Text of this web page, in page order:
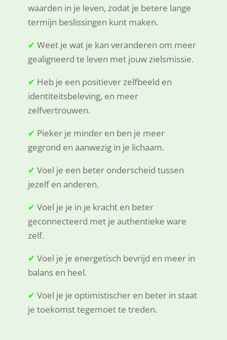
waarden in je leven, zodat je betere lange
termijn beslissingen kunt maken.
✔ Weet je wat je kan veranderen om meer
gealigneerd te leven met jouw zielsmissie.
✔ Heb je een positiever zelfbeeld en
identiteitsbeleving, en meer
zelfvertrouwen.
✔ Pieker je minder en ben je meer
gegrond en aanwezig in je lichaam.
✔ Voel je een beter onderscheid tussen
jezelf en anderen.
✔ Voel je je in je kracht en beter
geconnecteerd met je authentieke ware
zelf.
✔ Voel je je energetisch bevrijd en meer in
balans en heel.
✔ Voel je je optimistischer en beter in staat
je toekomst tegemoet te treden.